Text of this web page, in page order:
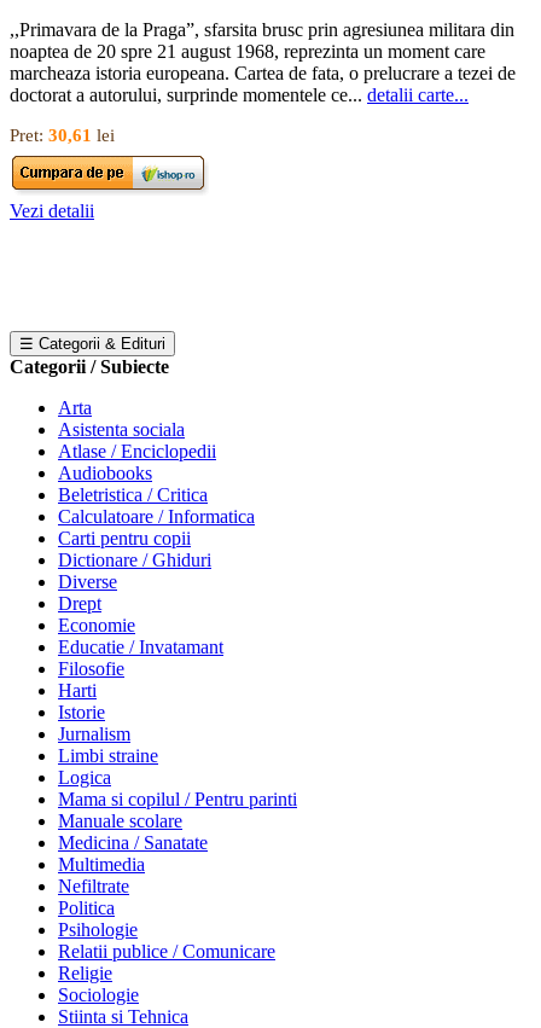
,,Primavara de la Praga”, sfarsita brusc prin agresiunea militara din
noaptea de 20 spre 21 august 1968, reprezinta un moment care
marcheaza istoria europeana. Cartea de fata, o prelucrare a tezei de
doctorat a autorului, surprinde momentele ce... detalii carte...
Pret: 30,61 lei
Vezi detalii
☰ Categorii & Edituri
Categorii / Subiecte
Arta
Asistenta sociala
Atlase / Enciclopedii
Audiobooks
Beletristica / Critica
Calculatoare / Informatica
Carti pentru copii
Dictionare / Ghiduri
Diverse
Drept
Economie
Educatie / Invatamant
Filosofie
Harti
Istorie
Jurnalism
Limbi straine
Logica
Mama si copilul / Pentru parinti
Manuale scolare
Medicina / Sanatate
Multimedia
Nefiltrate
Politica
Psihologie
Relatii publice / Comunicare
Religie
Sociologie
Stiinta si Tehnica